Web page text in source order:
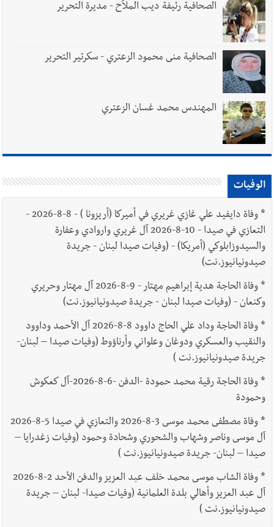
الصحافية رئيفة ديب الملاّح - مديرة التحرير
الصحافية منى محمود الزعتري - سكرتير التحرير
المهندس محمد غسان الزعتري
الوفيات
*
وفاة دايفيد علي غازي غريري في أميركا (أريزونا ) - 8-8-2026 -
التعازي في صيدا - 10-8-2026 آل غريري واروادي وعفارة
والسيدوزابلوكي (أمريكا) - (وفيات صيدا لبنان - جريدة
صيدونيانيوز.نت)
*
وفاة الحاجة هدية إبراهيم مهتار - 9-8-2026 آل مهتار وحريري
وكنعان - (وفيات صيدا لبنان - جريدة صيدونيانيوز.نت)
*
وفاة الحاجة وداد علي الحاج داوود 8-8-2026 آل الأحمد وداوود
والنقيب والعسكري ودوغان وعلواني وأرناؤوط (وفيات صيدا – لبنان-
جريدة صيدونيانيوز.نت )
*
وفاة الحاجة رقية محمد حمودة -الدفن -6-8-2026-آل كعكوش
وحمودة
*
وفاة مصطفى محمد موسى 3-8-2026 والتعازي في صيدا 5-8-2026
آل موسى وناصر وشهاب والشحوري وشحادة وحمود (وفيات زغدرايا –
صيدا – لبنان- جريدة صيدونيانيوز.نت )
*
وفاة الشاب موسى محمد خلف عبد العزيز والدفن الأحد 2-8-2026
آل عبد العزيز وأهالي بلدة العلمانية (وفيات صيدا- لبنان – جريدة
صيدونيانيوز.نت )